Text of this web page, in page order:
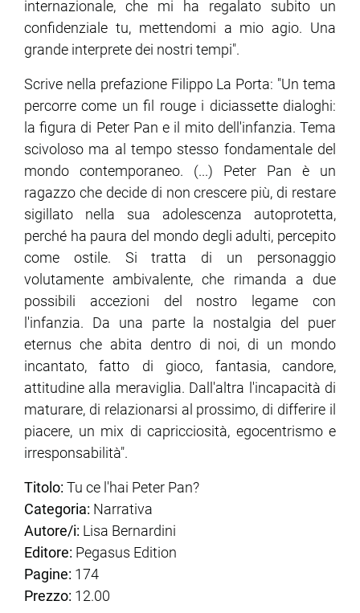
internazionale, che mi ha regalato subito un
confidenziale tu, mettendomi a mio agio. Una
grande interprete dei nostri tempi".
Scrive nella prefazione Filippo La Porta: "Un tema
percorre come un fil rouge i diciassette dialoghi:
la figura di Peter Pan e il mito dell'infanzia. Tema
scivoloso ma al tempo stesso fondamentale del
mondo contemporaneo. (...) Peter Pan è un
ragazzo che decide di non crescere più, di restare
sigillato nella sua adolescenza autoprotetta,
perché ha paura del mondo degli adulti, percepito
come ostile. Si tratta di un personaggio
volutamente ambivalente, che rimanda a due
possibili accezioni del nostro legame con
l'infanzia. Da una parte la nostalgia del puer
eternus che abita dentro di noi, di un mondo
incantato, fatto di gioco, fantasia, candore,
attitudine alla meraviglia. Dall'altra l'incapacità di
maturare, di relazionarsi al prossimo, di differire il
piacere, un mix di capricciosità, egocentrismo e
irresponsabilità".
Titolo: Tu ce l'hai Peter Pan?
Categoria: Narrativa
Autore/i: Lisa Bernardini
Editore: Pegasus Edition
Pagine: 174
Prezzo: 12.00